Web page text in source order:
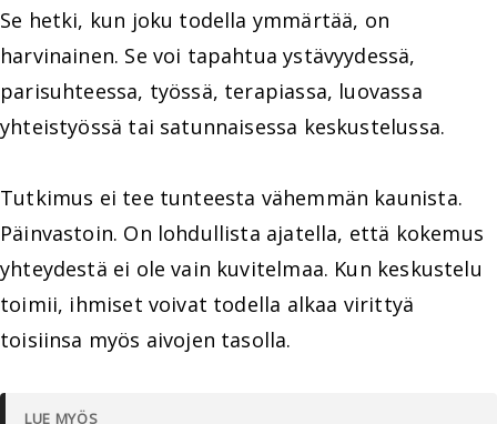
Se hetki, kun joku todella ymmärtää, on
harvinainen. Se voi tapahtua ystävyydessä,
parisuhteessa, työssä, terapiassa, luovassa
yhteistyössä tai satunnaisessa keskustelussa.
Tutkimus ei tee tunteesta vähemmän kaunista.
Päinvastoin. On lohdullista ajatella, että kokemus
yhteydestä ei ole vain kuvitelmaa. Kun keskustelu
toimii, ihmiset voivat todella alkaa virittyä
toisiinsa myös aivojen tasolla.
LUE MYÖS